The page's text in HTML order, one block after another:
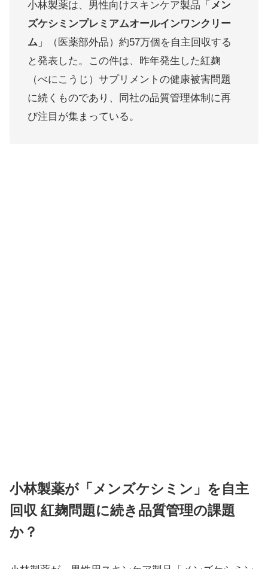
小林製薬は、男性向けスキンケア製品「 メン
ズケシミンプレミアムオールインワンクリー
ム 」（医薬部外品）約57万個を自主回収する
と発表した。この件は、昨年発生した紅麹
（べにこうじ）サプリメントの健康被害問題
に続くものであり、同社の品質管理体制に再
び注目が集まっている。
小林製薬が「メンズケシミン」を自主
回収 紅麹問題に続き品質管理の課題
か？